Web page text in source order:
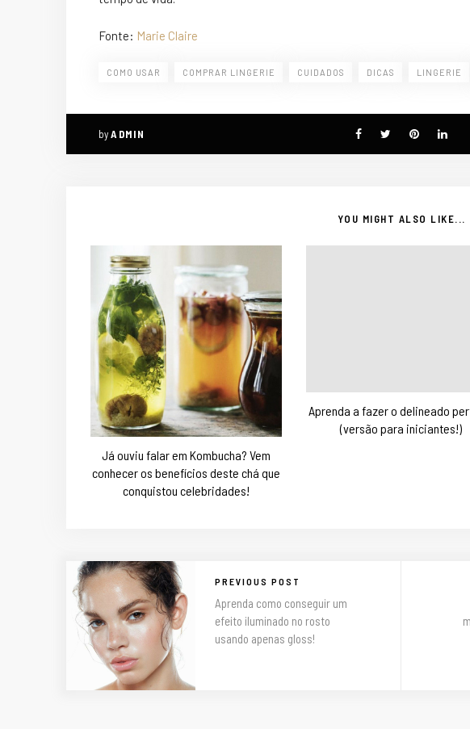
Fonte: Marie Claire
COMO USAR COMPRAR LINGERIE CUIDADOS DICAS LINGERIE
byADMIN
YOU MIGHT ALSO LIKE...
Já ouviu falar em Kombucha? Vem
conhecer os benefícios deste chá que
conquistou celebridades!
Aprenda a fazer o delineado
(versão para iniciantes!)
PREVIOUS POST
Aprenda como conseguir um
efeito iluminado no rosto
usando apenas gloss!